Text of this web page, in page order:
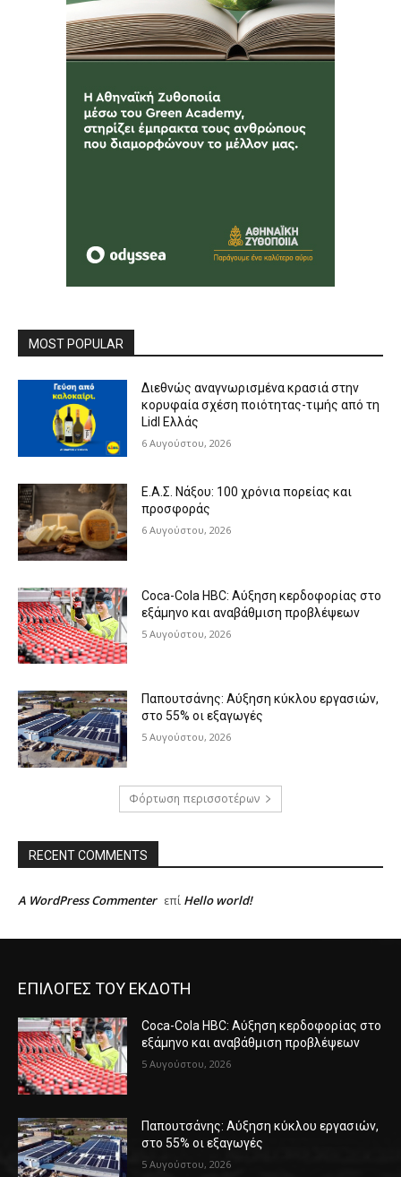
MOST POPULAR
Διεθνώς αναγνωρισμένα κρασιά στην
κορυφαία σχέση ποιότητας-τιμής από τη
Lidl Ελλάς
6 Αυγούστου, 2026
Ε.Α.Σ. Νάξου: 100 χρόνια πορείας και
προσφοράς
6 Αυγούστου, 2026
Coca-Cola HBC: Αύξηση κερδοφορίας στο
εξάμηνο και αναβάθμιση προβλέψεων
5 Αυγούστου, 2026
Παπουτσάνης: Αύξηση κύκλου εργασιών,
στο 55% οι εξαγωγές
5 Αυγούστου, 2026
Φόρτωση περισσοτέρων
RECENT COMMENTS
A WordPress Commenter επί Hello world!
ΕΠΙΛΟΓΕΣ ΤΟΥ ΕΚΔΟΤΗ
Coca-Cola HBC: Αύξηση κερδοφορίας στο
εξάμηνο και αναβάθμιση προβλέψεων
5 Αυγούστου, 2026
Παπουτσάνης: Αύξηση κύκλου εργασιών,
στο 55% οι εξαγωγές
5 Αυγούστου, 2026